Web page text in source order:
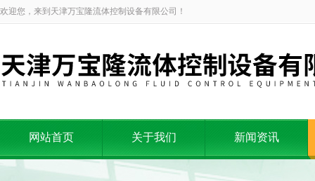
欢迎您，来到天津万宝隆流体控制设备有限公司！
网站首页 关于我们 新闻资讯